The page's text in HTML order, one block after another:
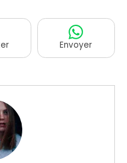
Envoyer